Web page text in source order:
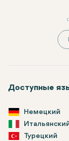
Доступные
Немецкий
Турецкий